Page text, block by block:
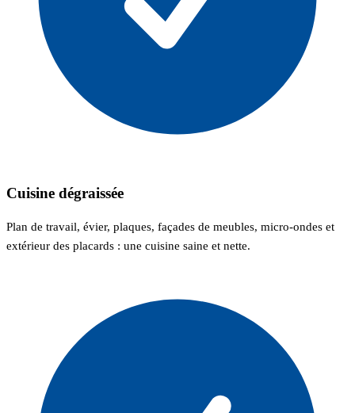
Cuisine dégraissée
Plan de travail, évier, plaques, façades de meubles, micro-ondes et
extérieur des placards : une cuisine saine et nette.